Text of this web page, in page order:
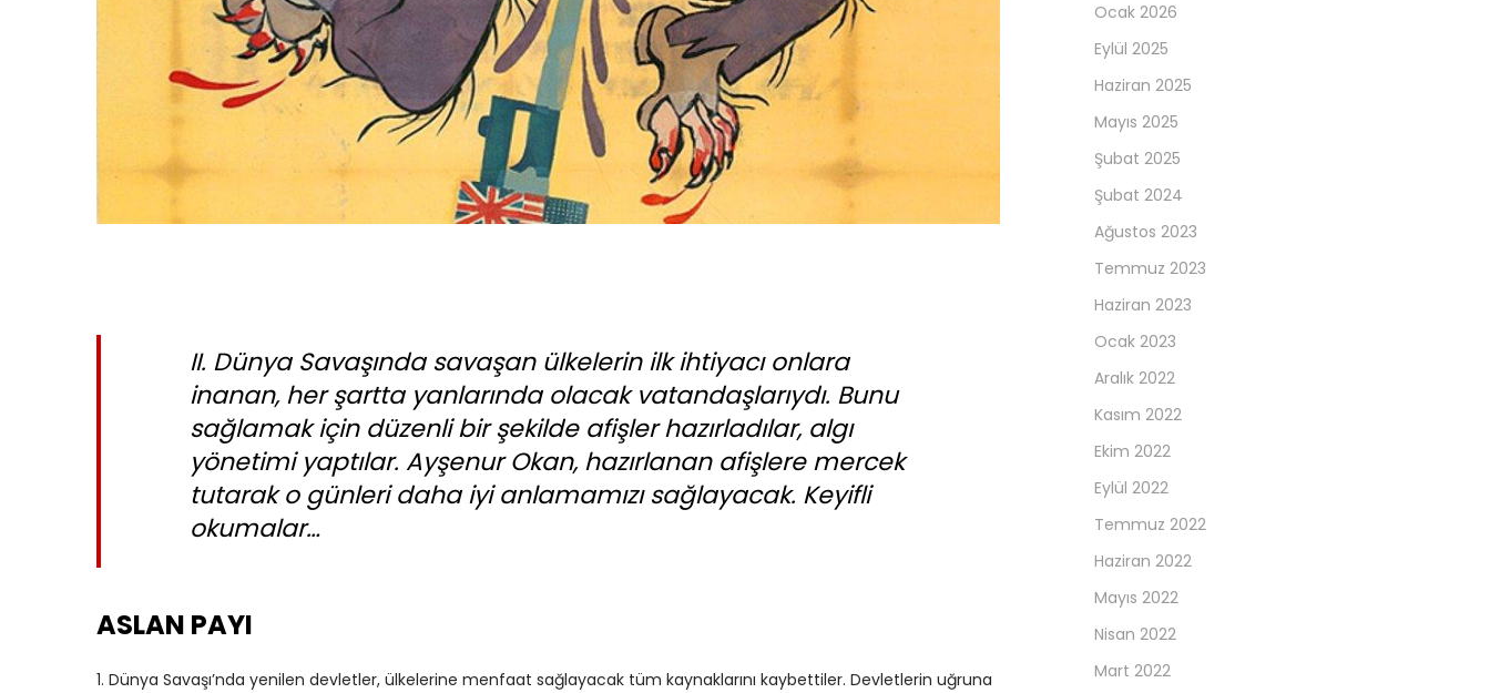
II. Dünya Savaşında savaşan ülkelerin ilk ihtiyacı onlara
inanan, her şartta yanlarında olacak vatandaşlarıydı. Bunu
sağlamak için düzenli bir şekilde afişler hazırladılar, algı
yönetimi yaptılar. Ayşenur Okan, hazırlanan afişlere mercek
tutarak o günleri daha iyi anlamamızı sağlayacak. Keyifli
okumalar…
ASLAN PAYI
1. Dünya Savaşı’nda yenilen devletler, ülkelerine menfaat sağlayacak tüm kaynaklarını kaybettiler. Devletlerin uğruna
Ocak 2026
Eylül 2025
Haziran 2025
Mayıs 2025
Şubat 2025
Şubat 2024
Ağustos 2023
Temmuz 2023
Haziran 2023
Ocak 2023
Aralık 2022
Kasım 2022
Ekim 2022
Eylül 2022
Temmuz 2022
Haziran 2022
Mayıs 2022
Nisan 2022
Mart 2022